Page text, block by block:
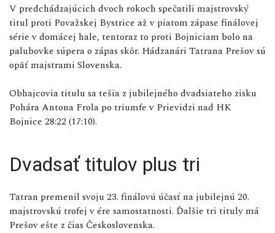
V predchádzajúcich dvoch rokoch spečatili majstrovský
titul proti Považskej Bystrice až v piatom zápase finálovej
série v domácej hale, tentoraz to proti Bojniciam bolo na
palubovke súpera o zápas skôr. Hádzanári Tatrana Prešov sú
opäť majstrami Slovenska.
Obhajcovia titulu sa tešia z jubilejného dvadsiateho zisku
Pohára Antona Frola po triumfe v Prievidzi nad HK
Bojnice 28:22 (17:10).
Dvadsať titulov plus tri
Tatran premenil svoju 23. finálovú účasť na jubilejnú 20.
majstrovskú trofej v ére samostatnosti. Ďalšie tri tituly má
Prešov ešte z čias Československa.